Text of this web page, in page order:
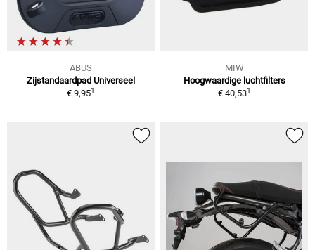
ABUS
Zijstandaardpad Universeel
€ 9,951
MIW
Hoogwaardige luchtfilters
€ 40,531